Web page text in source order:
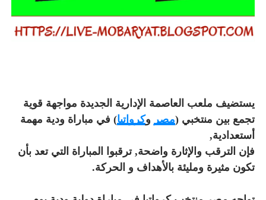
يستضيف ملعب العاصمة الإدارية الجديدة مواجهة قوية
تجمع بين منتخبي (مصر وكرواتيا) في مباراة ودية مهمة
أستعدادية,
فإن الترقب والإثارة واضحة, ترقبوا المباراة التي تعد بأن
تكون مثيرة ومليئة بالأهداف و الحركة.